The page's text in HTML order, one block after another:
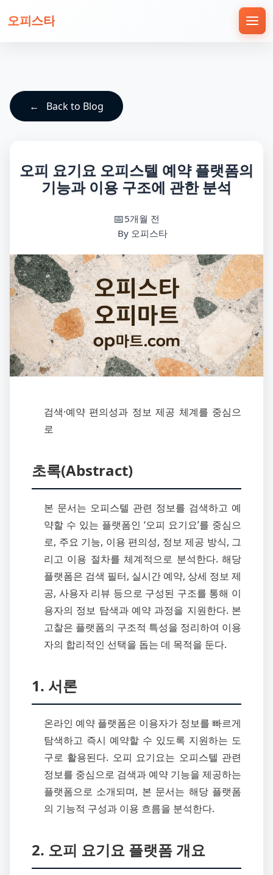
오피스타
Back to Blog
오피 요기요 오피스텔 예약 플랫폼의
기능과 이용 구조에 관한 분석
5개월 전
By 오피스타
검색·예약 편의성과 정보 제공 체계를 중심으
로
초록(Abstract)
본 문서는 오피스텔 관련 정보를 검색하고 예
약할 수 있는 플랫폼인 ‘오피 요기요’를 중심으
로, 주요 기능, 이용 편의성, 정보 제공 방식, 그
리고 이용 절차를 체계적으로 분석한다. 해당
플랫폼은 검색 필터, 실시간 예약, 상세 정보 제
공, 사용자 리뷰 등으로 구성된 구조를 통해 이
용자의 정보 탐색과 예약 과정을 지원한다. 본
고찰은 플랫폼의 구조적 특성을 정리하여 이용
자의 합리적인 선택을 돕는 데 목적을 둔다.
1. 서론
온라인 예약 플랫폼은 이용자가 정보를 빠르게
탐색하고 즉시 예약할 수 있도록 지원하는 도
구로 활용된다. 오피 요기요는 오피스텔 관련
정보를 중심으로 검색과 예약 기능을 제공하는
플랫폼으로 소개되며, 본 문서는 해당 플랫폼
의 기능적 구성과 이용 흐름을 분석한다.
2. 오피 요기요 플랫폼 개요